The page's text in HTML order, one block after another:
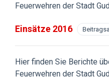
Feuerwehren der Stadt
Einsätze 2016
Hier finden Sie Berichte
Feuerwehren der Stadt